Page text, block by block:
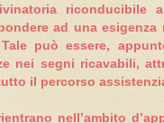
ad una
Tale può essere,
nei segni ricavabili,
il percorso
nell’ambito